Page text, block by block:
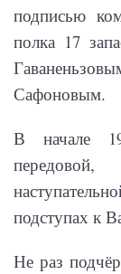
подписью
полка 17
Сафоновым.
В начале
подступах к
Не раз